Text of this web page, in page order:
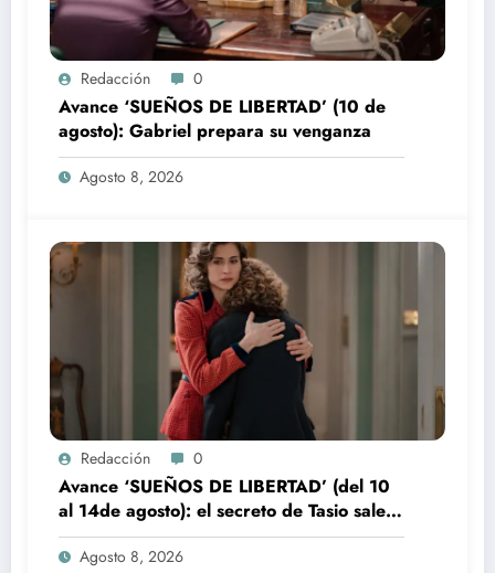
Redacción 0
Avance ‘SUEÑOS DE LIBERTAD’ (10 de
agosto): Gabriel prepara su venganza
Agosto 8, 2026
Redacción 0
Avance ‘SUEÑOS DE LIBERTAD’ (del 10
al 14de agosto): el secreto de Tasio sale a
la luz
Agosto 8, 2026